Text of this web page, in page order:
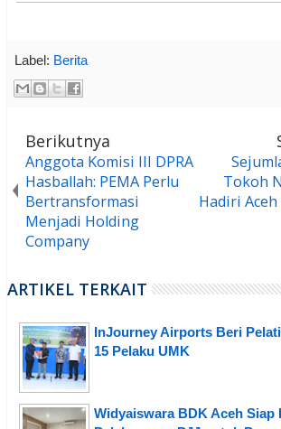
Label: Berita
Berikutnya
Anggota Komisi III DPRA
Hasballah: PEMA Perlu
Bertransformasi
Menjadi Holding
Company
Tokoh
Hadiri
ARTIKEL TERKAIT
InJourney Airports Beri
15 Pelaku UMK
Widyaiswara BDK Aceh Siap